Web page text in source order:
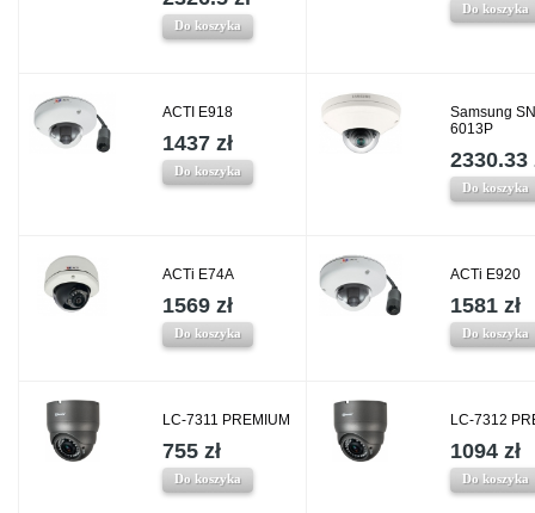
Do koszyka
Do koszyka
ACTI E918
1437 zł
Do koszyka
Samsung
6013P
2330.33
Do koszyka
ACTi E74A
1569 zł
Do koszyka
ACTi E920
1581 zł
Do koszyka
LC-7311 PREMIUM
755 zł
Do koszyka
LC-7312
1094 zł
Do koszyka